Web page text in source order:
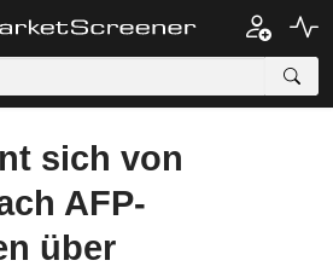
sich von
AFP-
über